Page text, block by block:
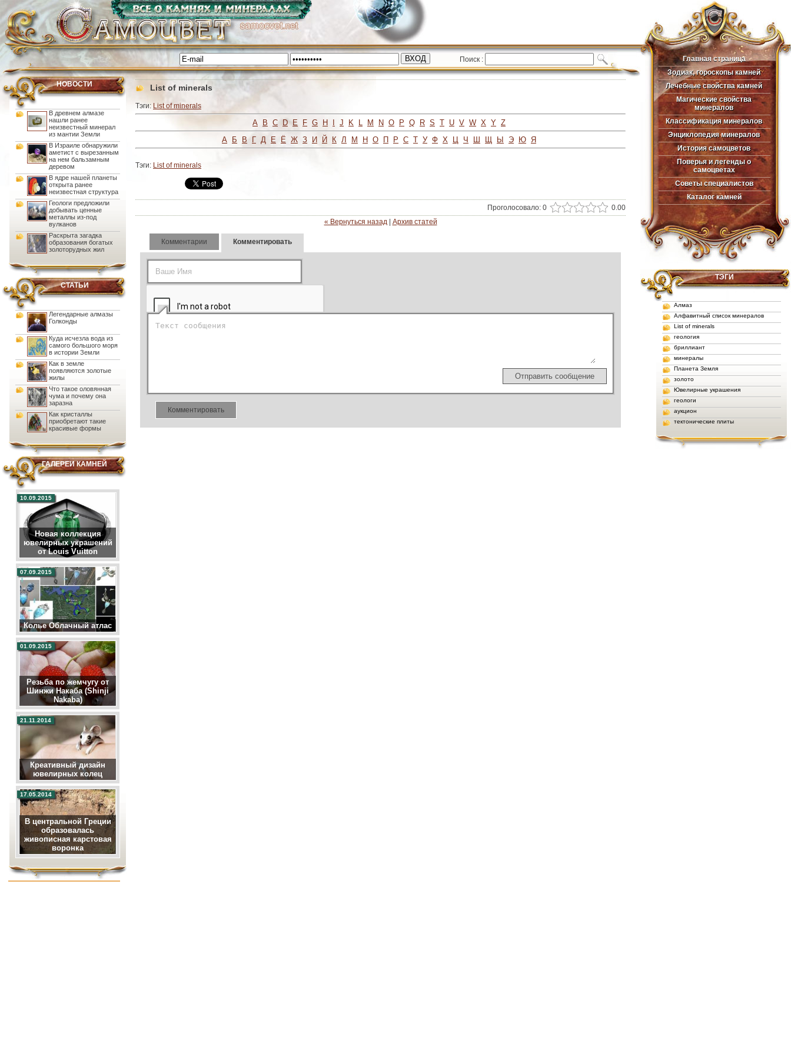
Главная страница
Главная страница
Зодиак, гороскопы камней
Зодиак, гороскопы камней
Лечебные свойства камней
Лечебные свойства камней
Магические свойства
минералов
Магические свойства
минералов
Классификация минералов
Классификация минералов
Энциклопедия минералов
Энциклопедия минералов
История самоцветов
История самоцветов
Поверья и легенды о
самоцветах
Поверья и легенды о
самоцветах
Советы специалистов
Советы специалистов
Каталог камней
Каталог камней
ТЭГИ
Алмаз
Алфавитный список минералов
List of minerals
геология
бриллиант
минералы
Планета Земля
золото
Ювелирные украшения
геологи
аукцион
тектонические плиты
Поиск :
НОВОСТИ
В древнем алмазе
нашли ранее
неизвестный минерал
из мантии Земли
В Израиле обнаружили
аметист с вырезанным
на нем бальзамным
деревом
В ядре нашей планеты
открыта ранее
неизвестная структура
Геологи предложили
добывать ценные
металлы из-под
вулканов
Раскрыта загадка
образования богатых
золоторудных жил
СТАТЬИ
Легендарные алмазы
Голконды
Куда исчезла вода из
самого большого моря
в истории Земли
Как в земле
появляются золотые
жилы
Что такое оловянная
чума и почему она
заразна
Как кристаллы
приобретают такие
красивые формы
ГАЛЕРЕИ КАМНЕЙ
Новая коллекция
ювелирных украшений
от Louis Vuitton
10.09.2015
Колье Облачный атлас
07.09.2015
Резьба по жемчугу от
Шинжи Накаба (Shinji
Nakaba)
01.09.2015
Креативный дизайн
ювелирных колец
21.11.2014
В центральной Греции
образовалась
живописная карстовая
воронка
17.05.2014
List of minerals
Тэги: List of minerals
A B C D E F G H J K L M N O P Q R S T U V W X Y Z
А
Б В Г Д Е Ё Ж З И Й К Л М Н О П Р С Т У Ф Х Ц Ч Ш Щ Ы Э Ю Я
Тэги: List of minerals
Проголосовало: 0
0.00
« Вернуться назад| Архив статей
Комментарии Комментировать
Комментировать